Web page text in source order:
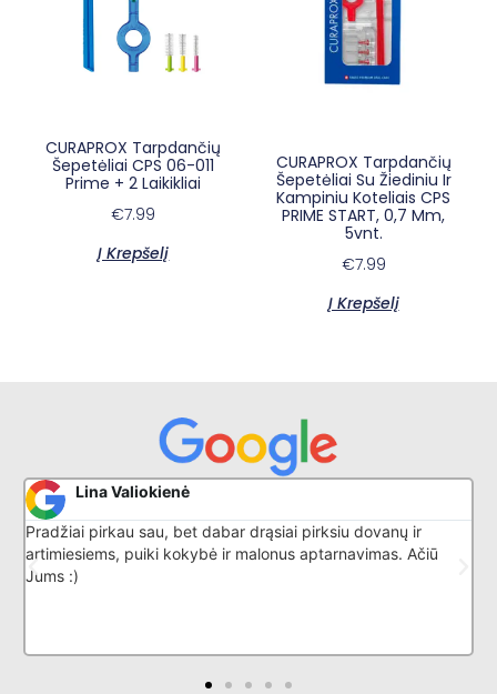
CURAPROX Tarpdančių
Šepetėliai CPS 06-011
Prime + 2 Laikikliai
€7.99
Į Krepšelį
CURAPROX Tarpdančių
Šepetėliai Su Žiediniu Ir
Kampiniu Koteliais CPS
PRIME START, 0,7 Mm,
5vnt.
€7.99
Į Krepšelį
pirksiu dovanų ir
aptarnavimas. Ačiū
Puikiai išmano savo darbą, nuostabus
E-sypsena DI odontologas